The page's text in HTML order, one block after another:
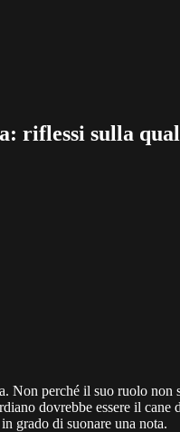
riflessi sulla
Non perché il suo ruolo non
dovrebbe essere il
grado di suonare una nota.